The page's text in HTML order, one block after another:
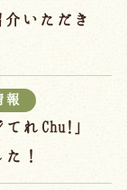
いただき
報
れChu!」
！